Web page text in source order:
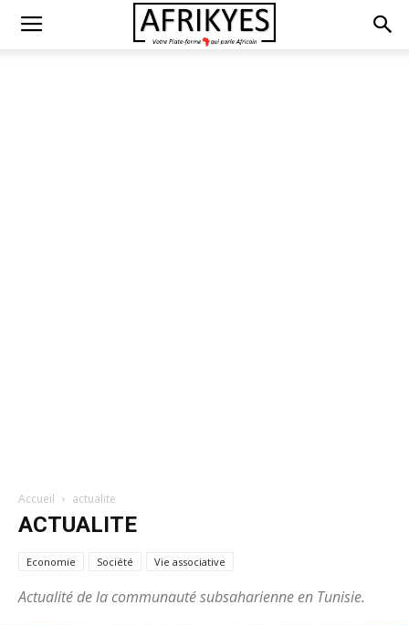
Accueil actualite
ACTUALITE
Economie Société Vie associative
Actualité de la communauté subsaharienne en Tunisie.